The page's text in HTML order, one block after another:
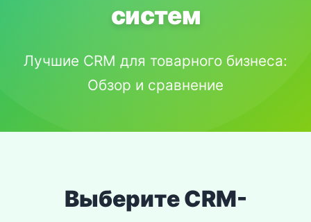
систем
Лучшие CRM для товарного бизнеса:
Обзор и сравнение
Выберите CRM-